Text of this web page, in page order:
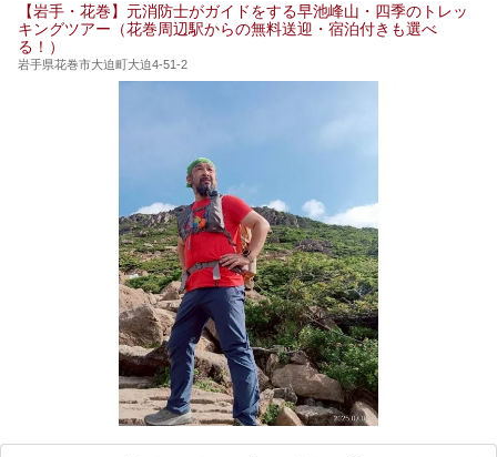
【岩手・花巻】元消防士がガイドをする早池峰山・四季のトレッ
キングツアー（花巻周辺駅からの無料送迎・宿泊付きも選べ
る！）
岩手県花巻市大迫町大迫4-51-2